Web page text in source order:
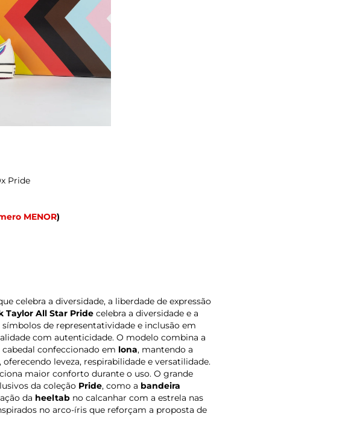
Pride
MENOR)
celebra a diversidade, a liberdade de expressão
Taylor All Star Pride celebra a diversidade e a
de representatividade e inclusão em
com autenticidade. O modelo combina a
confeccionado em lona, mantendo a
, oferecendo leveza, respirabilidade e versatilidade.
maior conforto durante o uso. O grande
da coleção Pride, como a bandeira
da heeltab no calcanhar com a estrela nas
no arco-íris que reforçam a proposta de